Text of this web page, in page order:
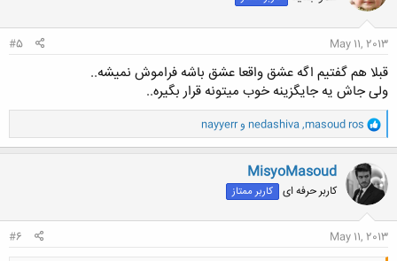
ا
May 11, 2013
#5
قبلا هم گفتیم اگه عشق واقعا عشق باشه فراموش نمیشه..
ولی جاش یه جایگزینه خوب میتونه قرار بگیره..
و
ا
ک
ن
ش
ه
ا
masoud ros
,
nedashiva وnayyerr
MisyoMasoud
کاربر حرفه ای کاربر ممتاز
May 11, 2013
#6